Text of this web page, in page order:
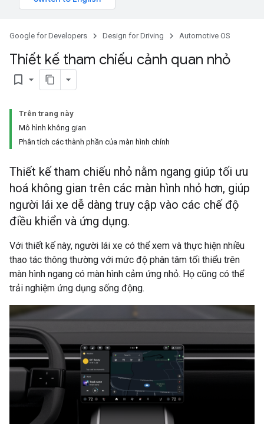
Google for Developers Design for Driving Automotive OS
Thiết kế tham chiếu cảnh quan nhỏ
bookmark_border
Trên trang này
Mô hình không gian
Phân tích các thành phần của màn hình chính
Thiết kế tham chiếu nhỏ nằm ngang giúp tối ưu
hoá không gian trên các màn hình nhỏ hơn, giúp
người lái xe dễ dàng truy cập vào các chế độ
điều khiển và ứng dụng.
Với thiết kế này, người lái xe có thể xem và thực hiện nhiều
thao tác thông thường với mức độ phân tâm tối thiểu trên
màn hình ngang có màn hình cảm ứng nhỏ. Họ cũng có thể
trải nghiệm ứng dụng sống động.